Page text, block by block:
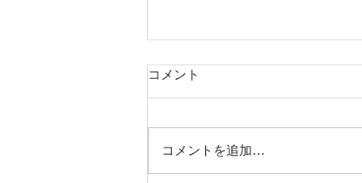
コメント
コメントを追加…